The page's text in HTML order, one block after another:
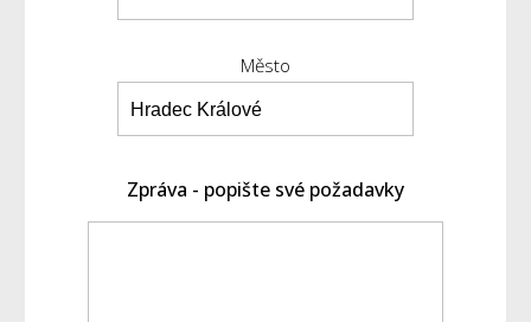
Město
Zpráva - popište své požadavky